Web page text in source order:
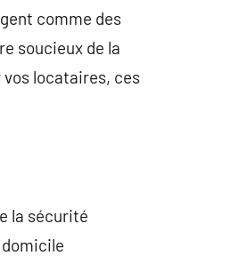
comme des
soucieux de la
vos locataires, ces
la sécurité